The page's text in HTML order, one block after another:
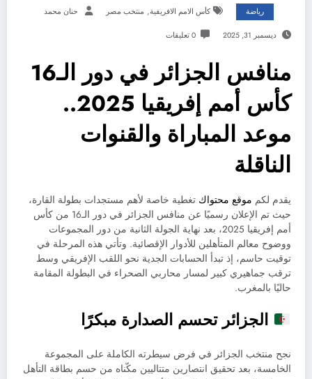
رياضة كأس الامم الافريقية, منتخب مصر حنان محمد
ديسمبر 31, 2025 0 تعليقات
منافس الجزائر في دور الـ16
كأس أمم إفريقيا 2025..
موعد المباراة والقنوات
الناقلة
يقدم لكم موقع محتواك تغطية خاصة لأهم مستجدات بطولة القارة،
حيث تم الإعلان رسميًا عن منافس الجزائر في دور الـ16 من كأس
أمم إفريقيا 2025، بعد نهاية الجولة الثانية من دور المجموعات
ووضوح معالم المتأهلين للأدوار الإقصائية. وتأتي هذه المرحلة في
توقيت حاسم، إذ تبدأ الحسابات الجدية نحو اللقب الإفريقي وسط
ترقب جماهيري كبير لمسار محاربي الصحراء في البطولة المقامة
حاليًا بالمغرب.
الجزائر تحسم الصدارة مبكرًا
نجح منتخب الجزائر في فرض سيطرته الكاملة على المجموعة
الخامسة، بعد تحقيق انتصارين متتاليين مكّناه من حسم بطاقة التأهل